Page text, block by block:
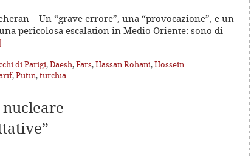
– Un “grave errore”, una “provocazione”, e un
pericolosa escalation in Medio Oriente: sono di
di Parigi,Daesh,Fars,Hassan Rohani,Hossein
,Putin,turchia